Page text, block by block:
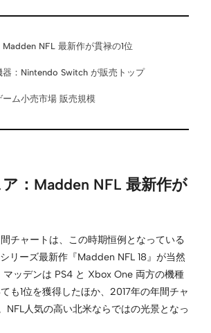
Madden NFL 最新作が貫禄の1位
器：Nintendo Switch が販売トップ
ーム小売市場 販売規模
：Madden NFL 最新作が
チャートは、この時期恒例となっている
リーズ最新作『Madden NFL 18』が当然
マッデンは PS4 と Xbox One 両方の機種
も1位を獲得したほか、2017年の年間チャ
NFL人気の高い北米ならではの光景となっ